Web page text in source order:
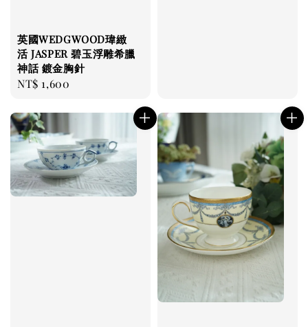
英國WEDGWOOD瑋緻
活 JASPER 碧玉浮雕希臘
神話 鍍金胸針
Regular
NT$ 1,600